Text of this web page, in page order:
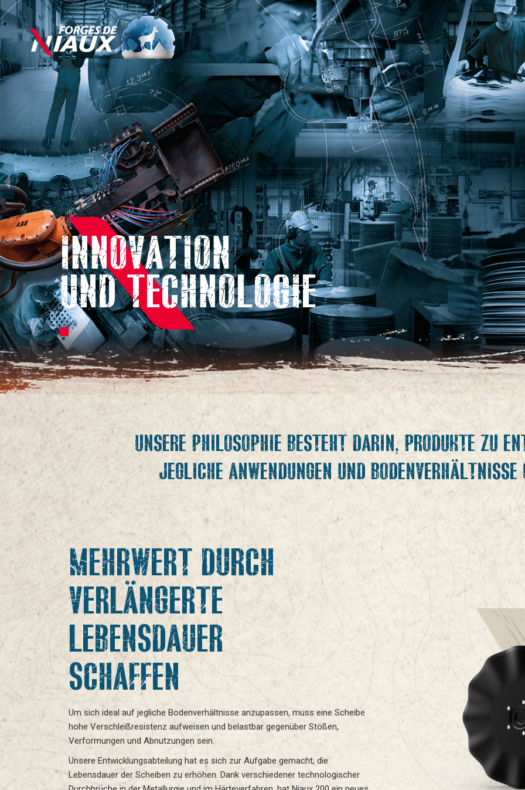
Direkt
zum
Inhalt
INNOVATION
UND TECHNOLOGIE
UNSERE PHILOSOPHIE BESTEHT DARIN, PRODUKTE ZU
JEGLICHE ANWENDUNGEN UND
MEHRWERT DURCH
VERLÄNGERTE
LEBENSDAUER
SCHAFFEN
Um sich ideal auf jegliche Bodenverhältnisse anzupassen, muss eine Scheibe
hohe Verschleißresistenz aufweisen und belastbar gegenüber Stößen,
Verformungen und Abnutzungen sein.
Unsere Entwicklungsabteilung hat es sich zur Aufgabe gemacht, die
Lebensdauer der Scheiben zu erhöhen. Dank verschiedener technologischer